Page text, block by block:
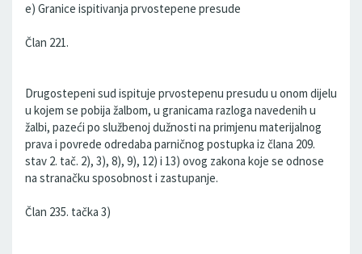
e) Granice ispitivanja prvostepene presude
Član 221.
Drugostepeni sud ispituje prvostepenu presudu u onom dijelu
u kojem se pobija žalbom, u granicama razloga navedenih u
žalbi, pazeći po službenoj dužnosti na primjenu materijalnog
prava i povrede odredaba parničnog postupka iz člana 209.
stav 2. tač. 2), 3), 8), 9), 12) i 13) ovog zakona koje se odnose
na stranačku sposobnost i zastupanje.
Član 235. tačka 3)